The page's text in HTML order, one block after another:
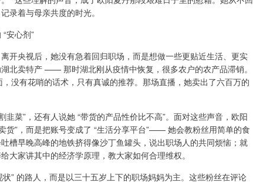
录着与母亲共度的时光。
安心剂”
开央视后，她没有急着回归职场，而是想做一些更贴近生活、更实
北卖特产 —— 那时湖北刚从疫情中恢复，很多农户的农产品滞销。
没有花哨的话术，只有真诚的推荐。那场直播，她卖出了六百万的
菜”，还有人说她 “带货的产品性价比不高”。面对这些声音，欧阳
货”，而是把账号变成了 “生活分享平台”—— 她会教粉丝用简单的食
槽早晚高峰的地铁挤得像沙丁鱼罐头，说出职场人的共同烦恼；就
大家讲其中的经济学原理，教大家如何合理维权。
” 的路人，而是以三十五岁上下的职场妈妈为主。这些粉丝在评论